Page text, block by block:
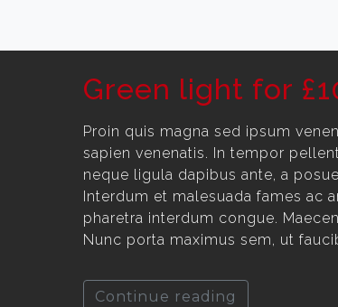
Green light for
Proin quis magna sed ipsum
sapien venenatis. In tempor
neque ligula dapibus ante, a
Interdum et malesuada fames ac
pharetra interdum congue.
Nunc porta maximus sem, ut
Continue reading